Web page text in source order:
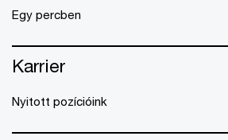
Egy percben
Karrier
Nyitott pozícióink